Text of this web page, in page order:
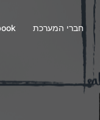
חברי המערכת